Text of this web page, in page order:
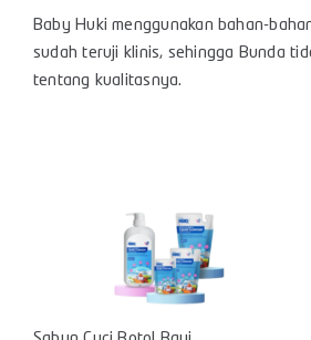
Baby Huki menggunakan bahan-
sudah teruji klinis, sehingga Bunda
tentang kualitasnya.